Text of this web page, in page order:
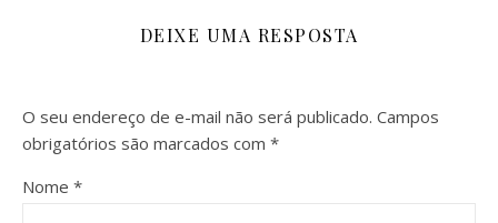
DEIXE UMA RESPOSTA
O seu endereço de e-mail não será publicado. Campos
obrigatórios são marcados com *
Nome *